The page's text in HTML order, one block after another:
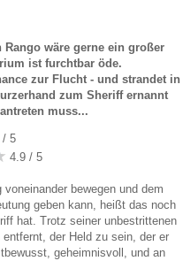
wäre gerne ein großer
ist furchtbar öde.
zur Flucht - und strandet in
zum Sheriff ernannt
muss...
/ 5
4.9 / 5
bewegen und dem
geben kann, heißt das noch
hat. Trotz seiner unbestrittenen
der Held zu sein, der er
geheimnisvoll, und an